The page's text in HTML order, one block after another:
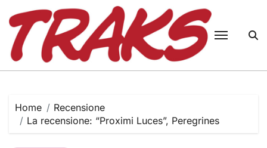
content
Home
Recensione
La recensione: “Proximi Luces”, Peregrines